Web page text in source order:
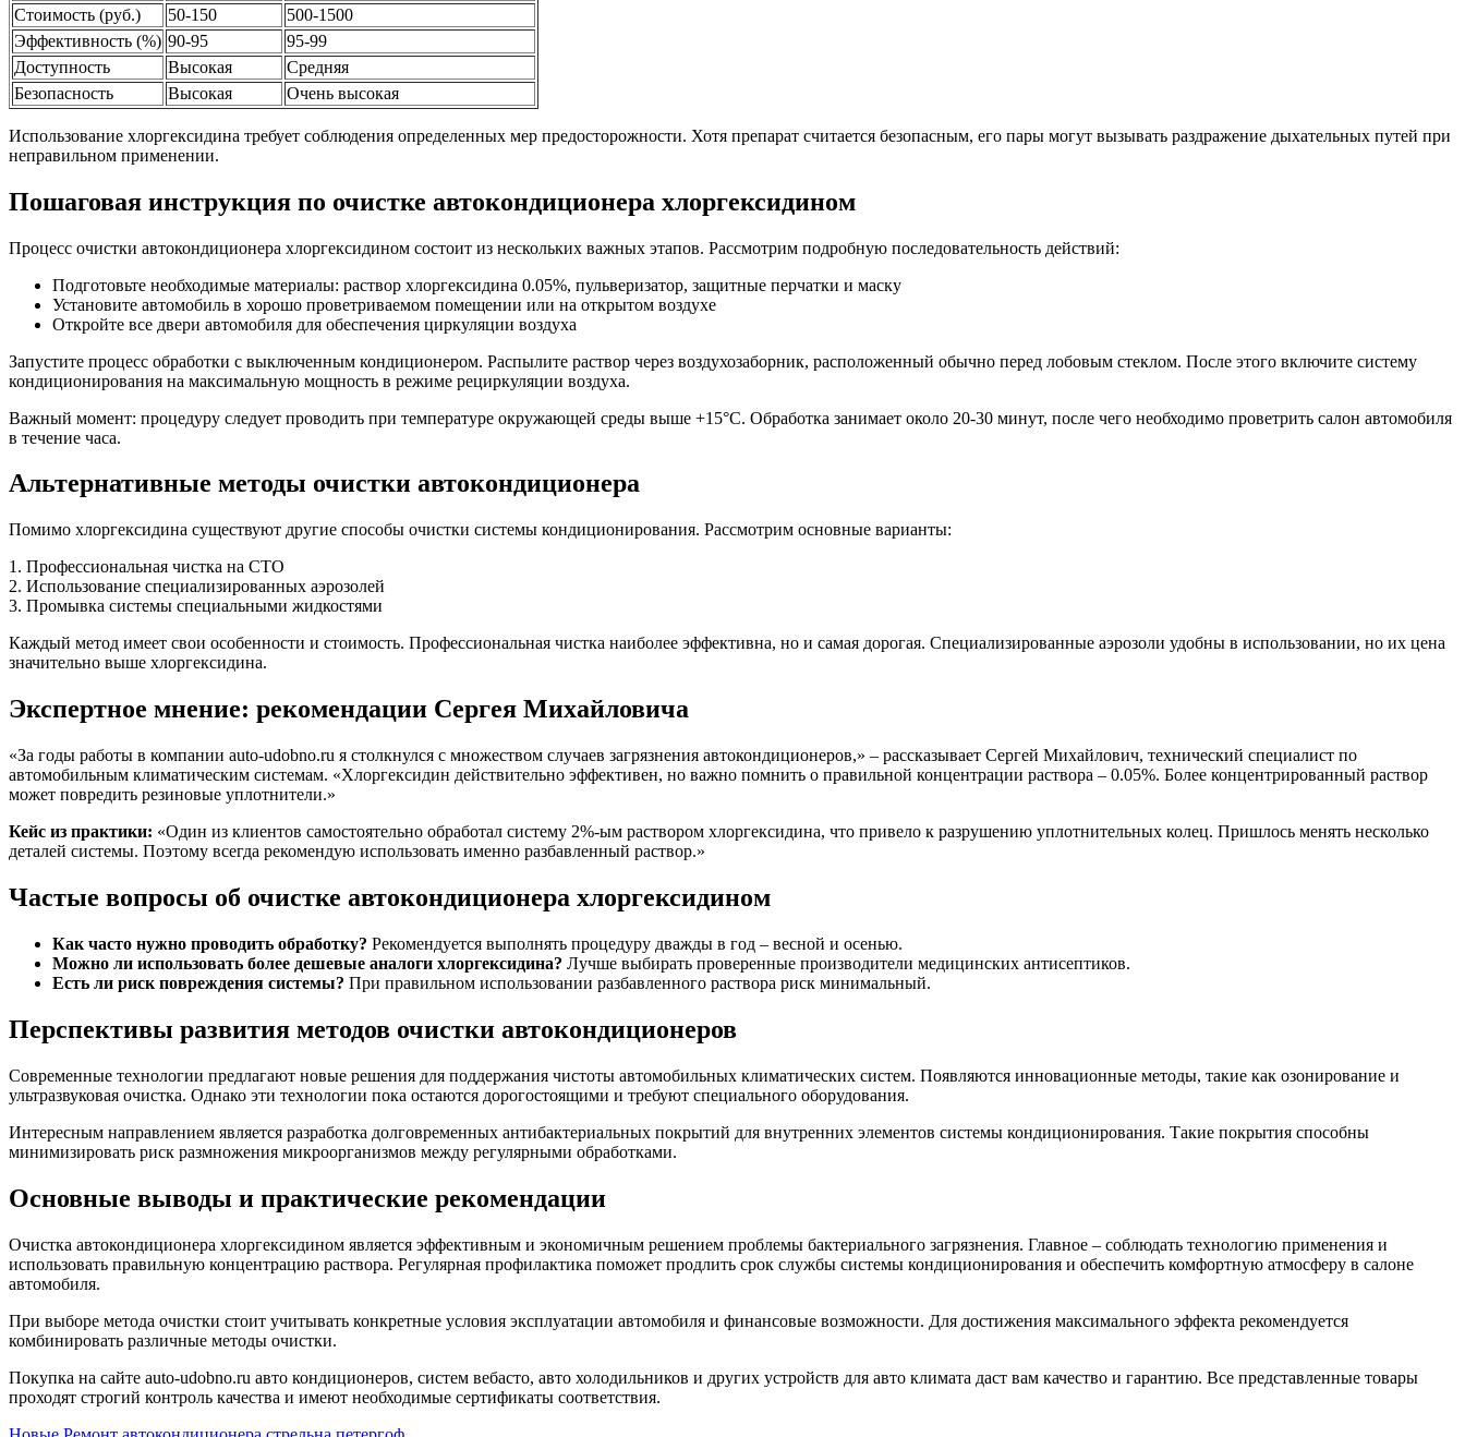
Стоимость (руб.)
50-150
500-1500
Эффективность (%) 90-95
95-99
Доступность
Высокая
Средняя
Безопасность
Высокая Очень высокая
Использование хлоргексидина требует соблюдения определенных мер предосторожности. Хотя препарат считается безопасным, его пары могут вызывать раздражение дыхательных путей при
неправильном применении.
Пошаговая инструкция по очистке автокондиционера хлоргексидином
Процесс очистки автокондиционера хлоргексидином состоит из нескольких важных этапов. Рассмотрим подробную последовательность действий:
Подготовьте необходимые материалы: раствор хлоргексидина 0.05%, пульверизатор, защитные перчатки и маску
Установите автомобиль в хорошо проветриваемом помещении или на открытом воздухе
Откройте все двери автомобиля для обеспечения циркуляции воздуха
Запустите процесс обработки с выключенным кондиционером. Распылите раствор через воздухозаборник, расположенный обычно перед лобовым стеклом. После этого включите систему
кондиционирования на максимальную мощность в режиме рециркуляции воздуха.
Важный момент: процедуру следует проводить при температуре окружающей среды выше +15°C. Обработка занимает около 20-30 минут, после чего необходимо проветрить салон автомобиля
в течение часа.
Альтернативные методы очистки автокондиционера
Помимо хлоргексидина существуют другие способы очистки системы кондиционирования. Рассмотрим основные варианты:
1. Профессиональная чистка на СТО
2. Использование специализированных аэрозолей
3. Промывка системы специальными жидкостями
Каждый метод имеет свои особенности и стоимость. Профессиональная чистка наиболее эффективна, но и самая дорогая. Специализированные аэрозоли удобны в использовании, но их цена
значительно выше хлоргексидина.
Экспертное мнение: рекомендации Сергея Михайловича
«За годы работы в компании auto-udobno.ru я столкнулся с множеством случаев загрязнения автокондиционеров,» – рассказывает Сергей Михайлович, технический специалист по
автомобильным климатическим системам. «Хлоргексидин действительно эффективен, но важно помнить о правильной концентрации раствора – 0.05%. Более концентрированный раствор
может повредить резиновые уплотнители.»
Кейс из практики: «Один из клиентов самостоятельно обработал систему 2%-ым раствором хлоргексидина, что привело к разрушению уплотнительных колец. Пришлось менять несколько
деталей системы. Поэтому всегда рекомендую использовать именно разбавленный раствор.»
Частые вопросы об очистке автокондиционера хлоргексидином
Как часто нужно проводить обработку? Рекомендуется выполнять процедуру дважды в год – весной и осенью.
Можно ли использовать более дешевые аналоги хлоргексидина? Лучше выбирать проверенные производители медицинских антисептиков.
Есть ли риск повреждения системы? При правильном использовании разбавленного раствора риск минимальный.
Перспективы развития методов очистки автокондиционеров
Современные технологии предлагают новые решения для поддержания чистоты автомобильных климатических систем. Появляются инновационные методы, такие как озонирование и
ультразвуковая очистка. Однако эти технологии пока остаются дорогостоящими и требуют специального оборудования.
Интересным направлением является разработка долговременных антибактериальных покрытий для внутренних элементов системы кондиционирования. Такие покрытия способны
минимизировать риск размножения микроорганизмов между регулярными обработками.
Основные выводы и практические рекомендации
Очистка автокондиционера хлоргексидином является эффективным и экономичным решением проблемы бактериального загрязнения. Главное – соблюдать технологию применения и
использовать правильную концентрацию раствора. Регулярная профилактика поможет продлить срок службы системы кондиционирования и обеспечить комфортную атмосферу в салоне
автомобиля.
При выборе метода очистки стоит учитывать конкретные условия эксплуатации автомобиля и финансовые возможности. Для достижения максимального эффекта рекомендуется
комбинировать различные методы очистки.
Покупка на сайте auto-udobno.ru авто кондиционеров, систем вебасто, авто холодильников и других устройств для авто климата даст вам качество и гарантию. Все представленные товары
проходят строгий контроль качества и имеют необходимые сертификаты соответствия.